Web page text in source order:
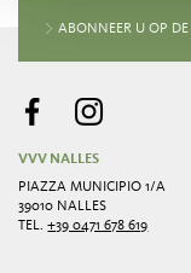
ABONNEER U OP DE
VVV NALLES
PIAZZA MUNICIPIO 1/A
39010 NALLES
TEL.+39 0471 678 619